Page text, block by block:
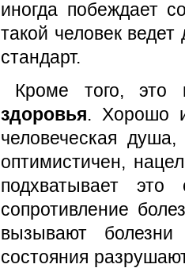
иногда побеждает
такой человек
стандарт.
Кроме того, это
здоровья. Хорошо
человеческая
оптимистичен,
подхватывает это
сопротивление
вызывают
состояния